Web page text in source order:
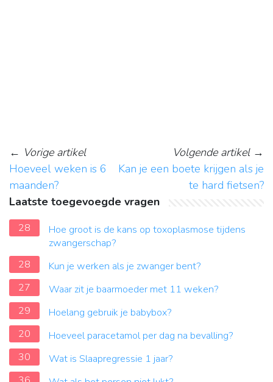
← Vorige artikel
Hoeveel weken is 6
maanden?
Volgende artikel→
Kan je een boete krijgen als je
te hard fietsen?
Laatste toegevoegde vragen
28
Hoe groot is de kans op toxoplasmose tijdens
zwangerschap?
28
Kun je werken als je zwanger bent?
27
Waar zit je baarmoeder met 11 weken?
29
Hoelang gebruik je babybox?
20
Hoeveel paracetamol per dag na bevalling?
30
Wat is Slaapregressie 1 jaar?